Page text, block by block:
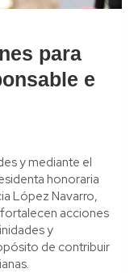
para
e
y mediante el
honoraria
López Navarro,
acciones
y
de contribuir